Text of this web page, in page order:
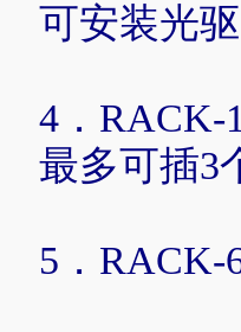
可安装光
4．RACK-
最多可插3
5．RACK-